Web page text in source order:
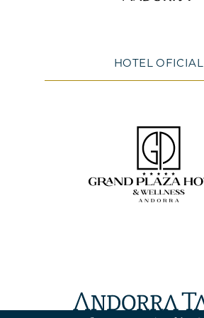
HOTEL OFICIAL